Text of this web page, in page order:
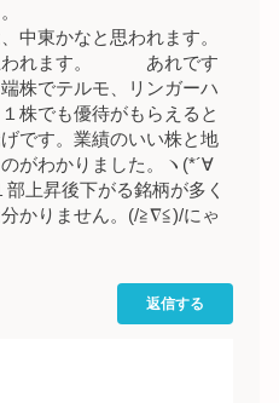
中東かなと思われます。
思われます。 あれです
株でテルモ、リンガーハ
株でも優待がもらえると
です。業績のいい株と地
がわかりました。ヽ(*´∀
昇後下がる銘柄が多く
かりません。(/≧∇≦)/にゃ
返信する